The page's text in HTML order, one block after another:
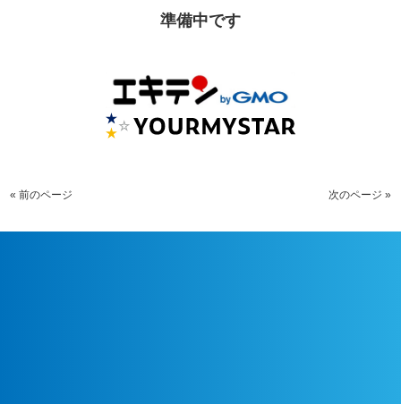
準備中です
« 前のページ 次のページ »